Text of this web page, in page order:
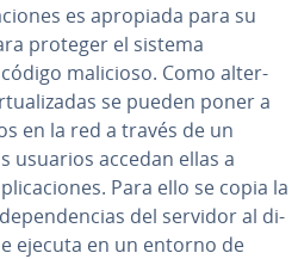
es apropiada para su
proteger el sistema
malicioso. Como al­te­r­
se pueden poner a
en la red a través de un
usuarios accedan ellas a
Para ello se copia la
del servidor al di­
ejecuta en un entorno de